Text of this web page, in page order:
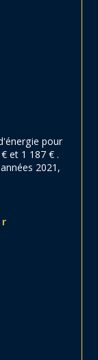
pour
et 1 187 € .
2021,